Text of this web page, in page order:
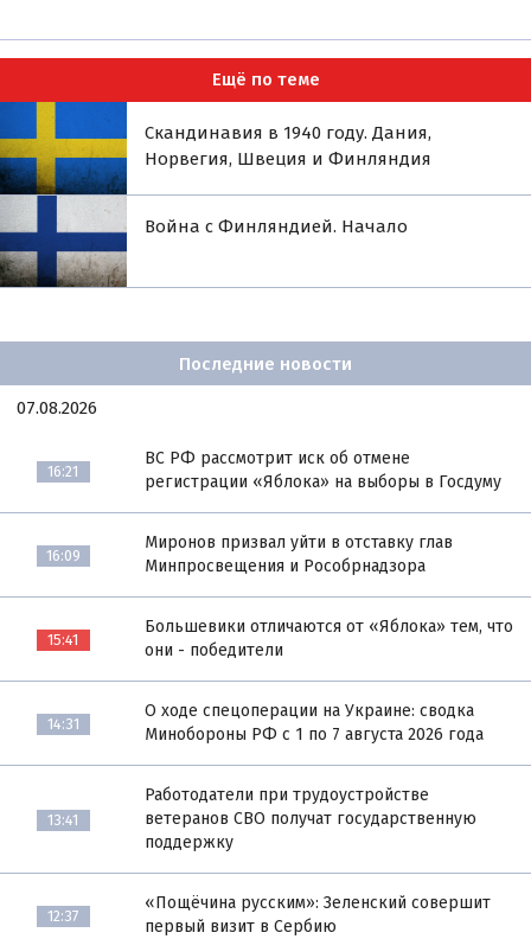
Ещё по теме
Скандинавия в 1940 году. Дания,
Норвегия, Швеция и Финляндия
Война с Финляндией. Начало
Последние новости
07.08.2026
16:21
ВС РФ рассмотрит иск об отмене
регистрации «Яблока» на выборы в Госдуму
16:09
Миронов призвал уйти в отставку глав
Минпросвещения и Рособрнадзора
15:41
Большевики отличаются от «Яблока» тем, что
они - победители
14:31
О ходе спецоперации на Украине: сводка
Минобороны РФ с 1 по 7 августа 2026 года
13:41
Работодатели при трудоустройстве
ветеранов СВО получат государственную
поддержку
12:37
«Пощёчина русским»: Зеленский совершит
первый визит в Сербию